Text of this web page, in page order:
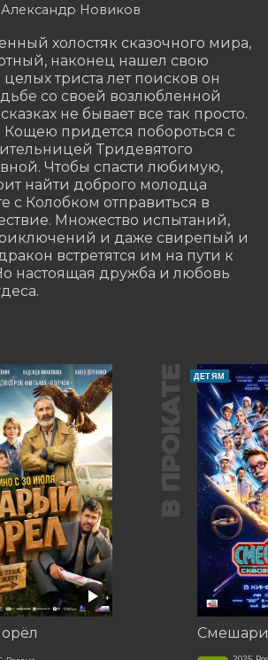
Александр Новиков
холостяк сказочного мира,
наконец нашел свою
целых триста лет поисков он
со своей возлюбленной
не бывает все так просто.
Кощею придется побороться с
Тридевятого
Чтобы спасти любимую,
найти доброго молодца
с Колобком отправиться в
Множество испытаний,
и даже свирепый и
встретятся им на пути к
настоящая дружба и любовь
В ПРОКАТЕ ДЕТЯМ